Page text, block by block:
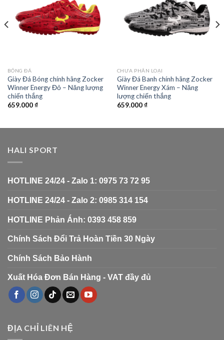
BÓNG ĐÁ
Giày Đá Bóng chính hãng Zocker
Winner Energy Đỏ – Năng lượng
chiến thắng
659.000₫
CHƯA PHÂN LOẠI
Giày Đá Banh chính hãng Zocker
Winner Energy Xám – Năng
lượng chiến thắng
659.000₫
HALI SPORT
HOTLINE 24/24 - Zalo 1: 0975 73 72 95
HOTLINE 24/24 - Zalo 2: 0985 314 154
HOTLINE Phản Ánh: 0393 458 859
Chính Sách Đổi Trả Hoàn Tiền 30 Ngày
Chính Sách Bảo Hành
Xuất Hóa Đơn Bán Hàng - VAT đầy đủ
ĐỊA CHỈ LIÊN HỆ